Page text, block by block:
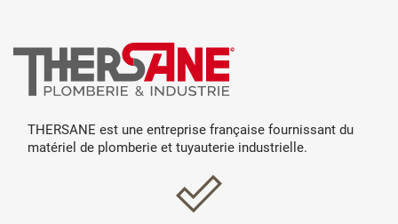
THERSANE est une entreprise française fournissant du
matériel de plomberie et tuyauterie industrielle.